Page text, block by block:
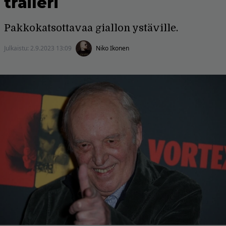
Pakkokatsottavaa giallon ystäville.
Julkaistu: 2.9.2023 13:09 Niko Ikonen